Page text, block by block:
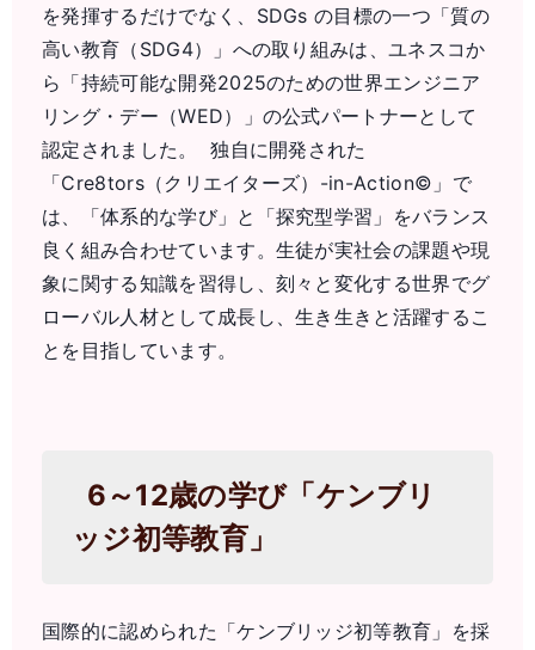
を発揮するだけでなく、SDGs の目標の一つ「質の
高い教育（SDG4）」への取り組みは、ユネスコか
ら「持続可能な開発2025のための世界エンジニア
リング・デー（WED）」の公式パートナーとして
認定されました。 独自に開発された
「Cre8tors（クリエイターズ）-in-Action©」で
は、「体系的な学び」と「探究型学習」をバランス
良く組み合わせています。生徒が実社会の課題や現
象に関する知識を習得し、刻々と変化する世界でグ
ローバル人材として成長し、生き生きと活躍するこ
とを目指しています。
6～12歳の学び「ケンブリ
ッジ初等教育」
国際的に認められた「ケンブリッジ初等教育」を採